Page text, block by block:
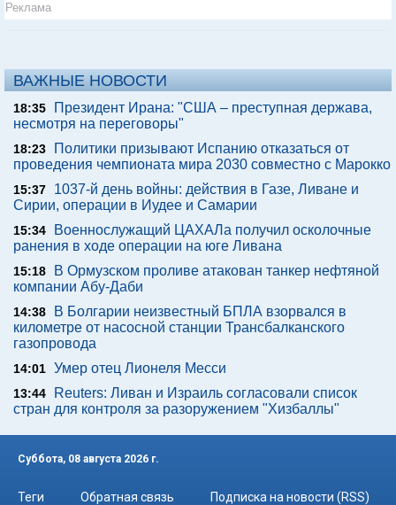
Реклама
ВАЖНЫЕ НОВОСТИ
18:35
Президент Ирана: "США – преступная держава,
несмотря на переговоры"
18:23
Политики призывают Испанию отказаться от
проведения чемпионата мира 2030 совместно с Марокко
15:37
1037-й день войны: действия в Газе, Ливане и
Сирии, операции в Иудее и Самарии
15:34
Военнослужащий ЦАХАЛа получил осколочные
ранения в ходе операции на юге Ливана
15:18
В Ормузском проливе атакован танкер нефтяной
компании Абу-Даби
14:38
В Болгарии неизвестный БПЛА взорвался в
километре от насосной станции Трансбалканского
газопровода
14:01 Умер отец Лионеля Месси
13:44
Reuters: Ливан и Израиль согласовали список
стран для контроля за разоружением "Хизбаллы"
Суббота, 08 августа 2026 г.
Теги Обратная связь Подписка на новости (RSS)